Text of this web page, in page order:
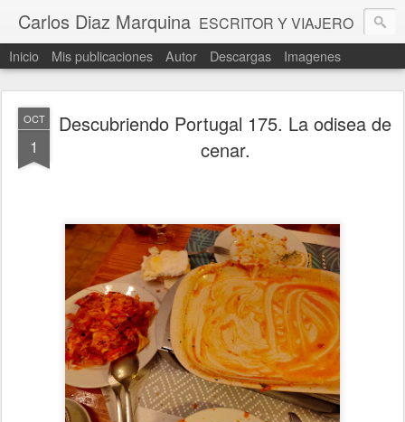
Carlos Diaz Marquina ESCRITOR Y VIAJERO
Inicio Mis publicaciones Autor Descargas Imagenes
OCT
1
Descubriendo Portugal 175. La odisea de
cenar.